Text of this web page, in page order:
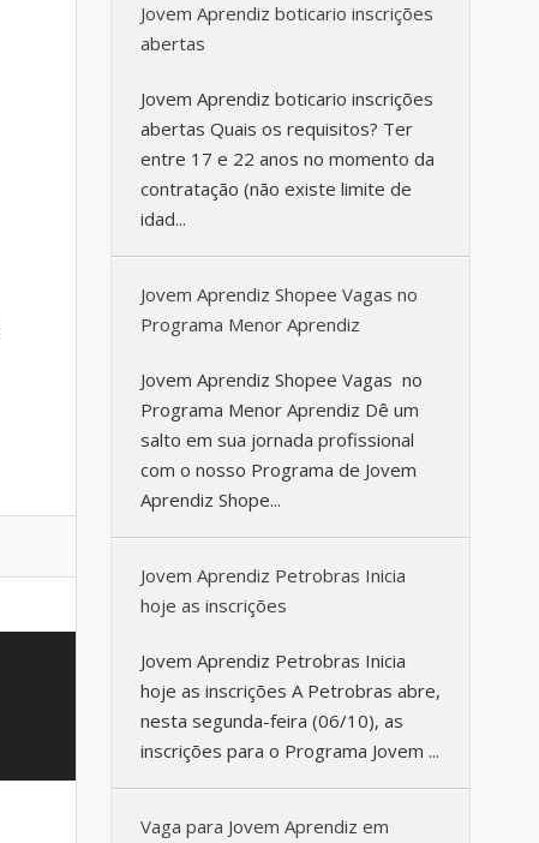
Jovem Aprendiz boticario inscrições
abertas
Jovem Aprendiz boticario inscrições
abertas Quais os requisitos? Ter
entre 17 e 22 anos no momento da
contratação (não existe limite de
idad...
Jovem Aprendiz Shopee Vagas no
Programa Menor Aprendiz
Jovem Aprendiz Shopee Vagas no
Programa Menor Aprendiz Dê um
salto em sua jornada profissional
com o nosso Programa de Jovem
Aprendiz Shope...
Jovem Aprendiz Petrobras Inicia
hoje as inscrições
Jovem Aprendiz Petrobras Inicia
hoje as inscrições A Petrobras abre,
nesta segunda-feira (06/10), as
inscrições para o Programa Jovem ...
Vaga para Jovem Aprendiz em